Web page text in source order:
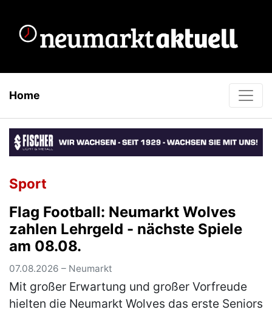
Home
Sport
Flag Football: Neumarkt Wolves
zahlen Lehrgeld - nächste Spiele
am 08.08.
07.08.2026 – Neumarkt
Mit großer Erwartung und großer Vorfreude
hielten die Neumarkt Wolves das erste Seniors